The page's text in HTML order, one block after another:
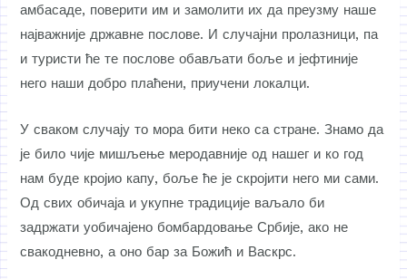
амбасаде, поверити им и замолити их да преузму наше
најважније државне послове. И случајни пролазници, па
и туристи ће те послове обављати боље и јефтиније
него наши добро плаћени, приучени локалци.
У сваком случају то мора бити неко са стране. Знамо да
је било чије мишљење меродавније од нашег и ко год
нам буде кројио капу, боље ће је скројити него ми сами.
Од свих обичаја и укупне традиције ваљало би
задржати уобичајено бомбардовање Србије, ако не
свакодневно, а оно бар за Божић и Васкрс.